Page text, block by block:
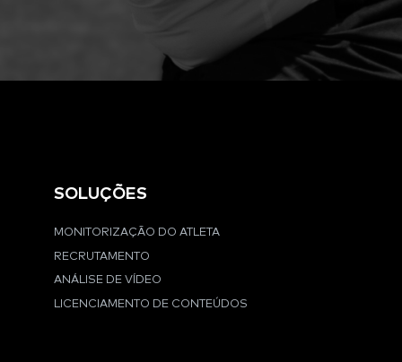
SOLUÇÕES
MONITORIZAÇÃO DO ATLETA
RECRUTAMENTO
ANÁLISE DE VÍDEO
LICENCIAMENTO DE CONTEÚDOS